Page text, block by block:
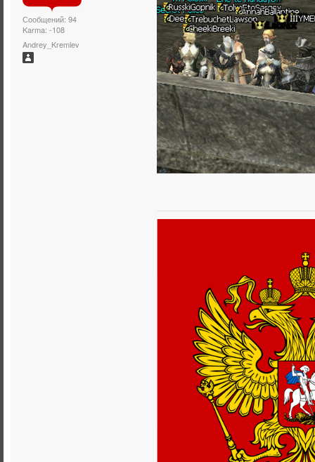
Сообщений: 94
Karma: -108
Andrey_Kremlev